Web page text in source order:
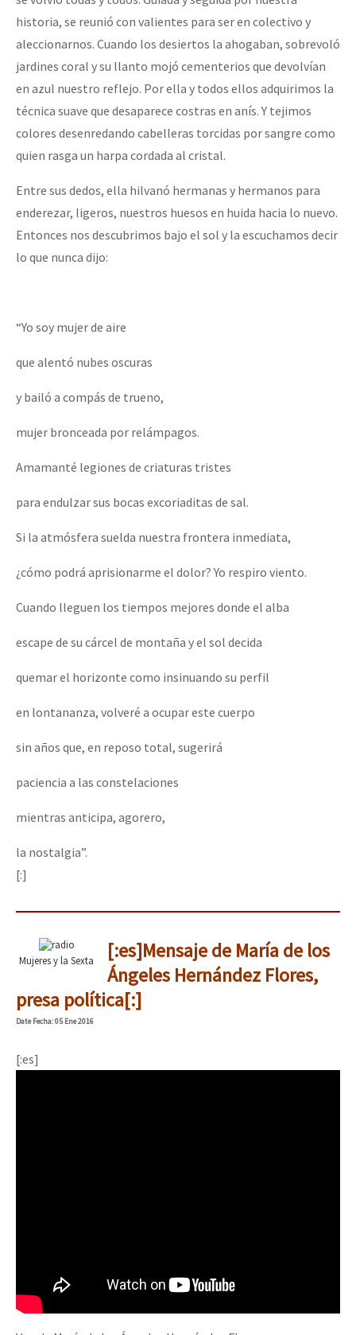
historia, se reunió con valientes para ser en colectivo y
aleccionarnos. Cuando los desiertos la ahogaban, sobrevoló
jardines coral y su llanto mojó cementerios que devolvían
en azul nuestro reflejo. Por ella y todos ellos adquirimos la
técnica suave que desaparece costras en anís. Y tejimos
colores desenredando cabelleras torcidas por sangre como
quien rasga un harpa cordada al cristal.
Entre sus dedos, ella hilvanó hermanas y hermanos para
enderezar, ligeros, nuestros huesos en huida hacia lo nuevo.
Entonces nos descubrimos bajo el sol y la escuchamos decir
lo que nunca dijo:
“Yo soy mujer de aire
que alentó nubes oscuras
y bailó a compás de trueno,
mujer bronceada por relámpagos.
Amamanté legiones de criaturas tristes
para endulzar sus bocas excoriaditas de sal.
Si la atmósfera suelda nuestra frontera inmediata,
¿cómo podrá aprisionarme el dolor? Yo respiro viento.
Cuando lleguen los tiempos mejores donde el alba
escape de su cárcel de montaña y el sol decida
quemar el horizonte como insinuando su perfil
en lontananza, volveré a ocupar este cuerpo
sin años que, en reposo total, sugerirá
paciencia a las constelaciones
mientras anticipa, agorero,
la nostalgia”.
[:]
Mujeres y la Sexta
[:es]Mensaje de María de los
Ángeles Hernández Flores,
presa política[:]
DateFecha: 05 Ene 2016
[:es]